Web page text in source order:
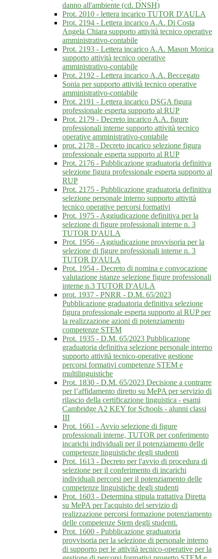
danno all'ambiente (cd. DNSH)
Prot. 2010 - lettera incarico TUTOR D'AULA
Prot. 2194 - Lettera incarico A.A. Di Costa
Angela Chiara supporto attività tecnico operative
amministrativo-contabile
Prot. 2193 - Lettera incarico A.A. Mason Monica
supporto attività tecnico operative
amministrativo-contabile
Prot. 2192 - Lettera incarico A.A. Beccegato
Sonia per supporto attività tecnico operative
amministrativo-contabile
Prot. 2191 - Lettera incarico DSGA figura
professionale esperta supporto al RUP
Prot. 2179 - Decreto incarico A.A. figure
professionali interne supporto attività tecnico
operative amministrativo-contabile
prot. 2178 - Decreto incarico selezione figura
professionale esperta supporto al RUP
Prot. 2176 - Pubblicazione graduatoria definitiva
selezione figura professionale esperta supporto al
RUP
Prot. 2175 - Pubblicazione graduatoria definitiva
selezione personale interno supporto attività
tecnico operative percorsi formativi
Prot. 1975 - Aggiudicazione definitiva per la
selezione di figure professionali interne n. 3
TUTOR D'AULA
Prot. 1956 - Aggiudicazione provvisoria per la
selezione di figure professionali interne n. 3
TUTOR D'AULA
Prot. 1954 - Decreto di nomina e convocazione
valutazione istanze selezione figure professionali
interne n.3 TUTOR D'AULA
prot. 1937 - PNRR - D.M. 65/2023
Pubblicazione graduatoria definitiva selezione
figura professionale esperta supporto al RUP per
la realizzazione azioni di potenziamento
competenze STEM
Prot. 1935 - D.M. 65/2023 Pubblicazione
graduatoria definitiva selezione personale interno
supporto attività tecnico-operative gestione
percorsi formativi competenze STEM e
multilinguistiche
Prot. 1830 - D.M. 65/2023 Decisione a contrarre
per l’affidamento diretto su MePA per servizio di
rilascio della certificazione linguistica - esami
Cambridge A2 KEY for Schools - alunni classi
III
Prot. 1661 - Avvio selezione di figure
professionali interne, TUTOR per conferimento
incarichi individuali per il potenziamento delle
competenze linguistiche degli studenti
Prot. 1613 - Decreto per l'avvio di procedura di
selezione per il conferimento di incarichi
individuali percorsi per il potenziamento delle
competenze linguistiche degli studenti
Prot. 1603 - Determina stipula trattativa Diretta
su MePA per l'acquisto del servizio di
realizzazione percorsi formazione potenziamento
delle competenze Stem degli studenti.
Prot. 1600 - Pubblicazione graduatoria
provvisoria per la selezione di personale interno
di supporto per le attività tecnico-operative per la